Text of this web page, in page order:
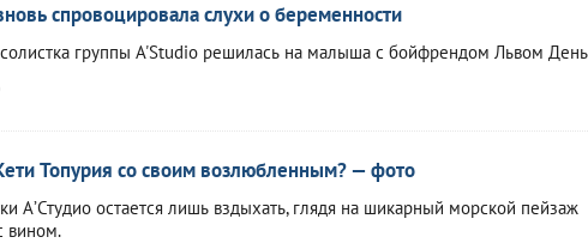
спровоцировала слухи о беременности
группы A'Studio решилась на малыша с бойфрендом Львом
Топурия со своим возлюбленным? — фото
А’Студио остается лишь вздыхать, глядя на шикарный морской пейзаж
вином.